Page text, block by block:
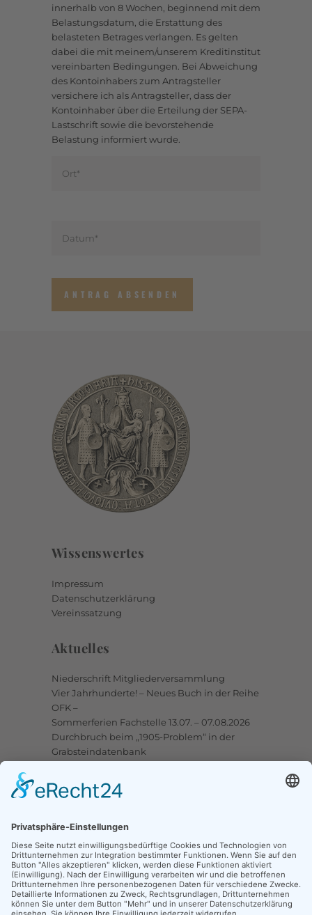
innerhalb von 8 Wochen, beginnend mit dem
Belastungsdatum, die Erstattung des
belasteten Betrages verlangen. Es gelten
dabei die mit meinem/unserem Kreditinstitut
vereinbarten Bedingungen. Bei Abweichung
des Kontoinhabers zum Antragsteller
versichere ich als Antragsteller, dass der
Kontoinhaber über die Erteilung der SEPA-
Lastschrift sowie die bevorstehende
Belastung informiert wurde.
Wissenswertes
Impressum
Datenschutzerklärung
Vereinssatzung
Aktuelles
Niederschrift Mitgliederversammlung
Vier Jahrhunderte! – Neues Buch in der Reihe
OFK –
Sommerferien Fachstelle 13.07. – 07.08.2026
Durchbruch beim „1905-Problem“ in der
Grabsteindatenbank
Facebook
Ortssippenbücher-Online
Grabsteindatenbank
Tote Punkte
Online-Karte OSB/OFB
Traueranzeigen